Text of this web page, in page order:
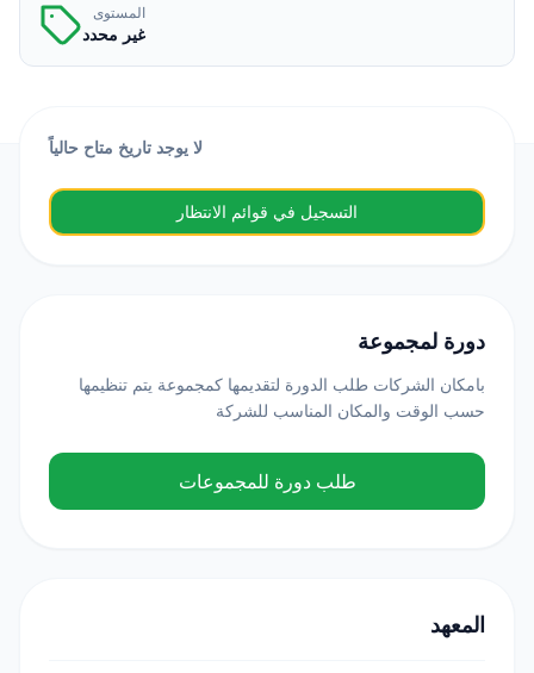
المستوى
غير محدد
لا يوجد تاريخ متاح حالياً
التسجيل في قوائم الانتظار
دورة لمجموعة
بامكان الشركات طلب الدورة لتقديمها كمجموعة يتم تنظيمها
حسب الوقت والمكان المناسب للشركة
طلب دورة للمجموعات
المعهد